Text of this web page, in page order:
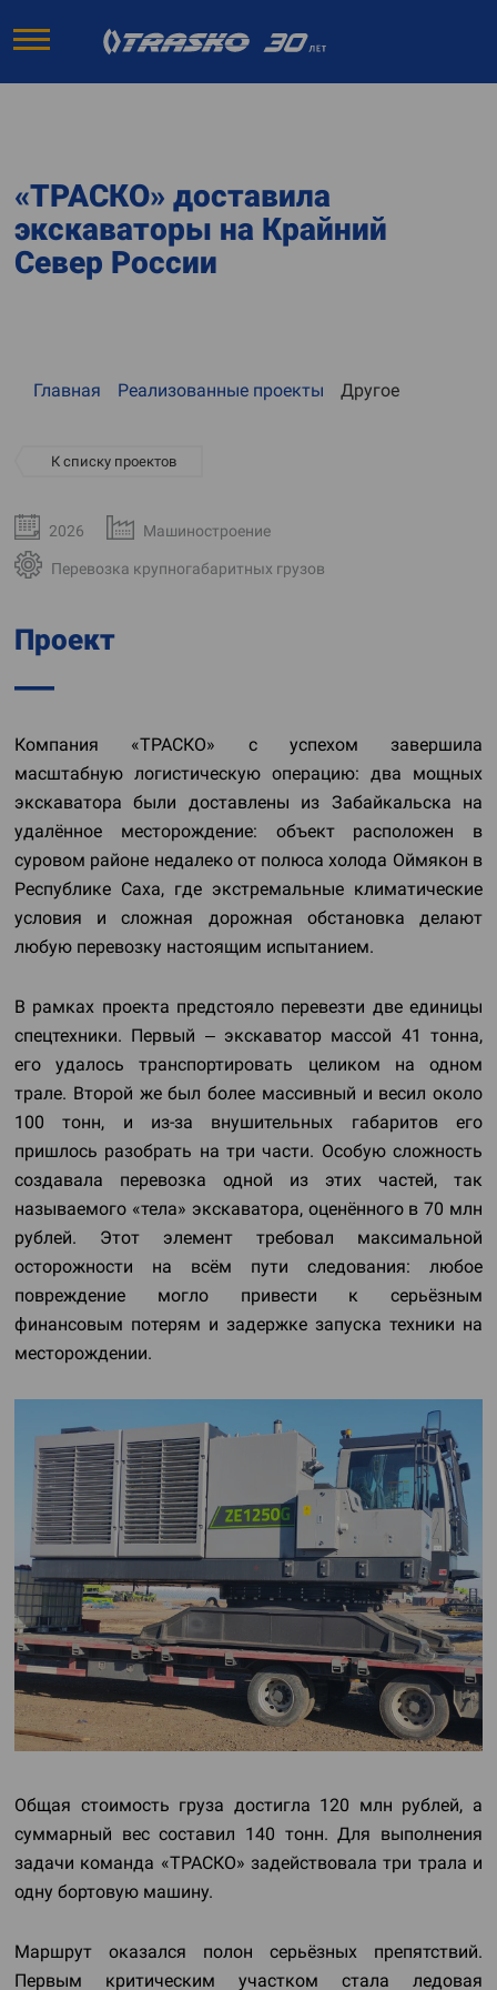
«ТРАСКО» доставила
экскаваторы на Крайний
Север России
Главная Реализованные проекты Другое
К списку проектов
2026 Машиностроение
Перевозка крупногабаритных грузов
Проект
Компания «ТРАСКО» с успехом завершила
масштабную логистическую операцию: два мощных
экскаватора были доставлены из Забайкальска на
удалённое месторождение: объект расположен в
суровом районе недалеко от полюса холода Оймякон в
Республике Саха, где экстремальные климатические
условия и сложная дорожная обстановка делают
любую перевозку настоящим испытанием.
В рамках проекта предстояло перевезти две единицы
спецтехники. Первый – экскаватор массой 41 тонна,
его удалось транспортировать целиком на одном
трале. Второй же был более массивный и весил около
100 тонн, и из-за внушительных габаритов его
пришлось разобрать на три части. Особую сложность
создавала перевозка одной из этих частей, так
называемого «тела» экскаватора, оценённого в 70 млн
рублей. Этот элемент требовал максимальной
осторожности на всём пути следования: любое
повреждение могло привести к серьёзным
финансовым потерям и задержке запуска техники на
месторождении.
Общая стоимость груза достигла 120 млн рублей, а
суммарный вес составил 140 тонн. Для выполнения
задачи команда «ТРАСКО» задействовала три трала и
одну бортовую машину.
Маршрут оказался полон серьёзных препятствий.
Первым критическим участком стала ледовая